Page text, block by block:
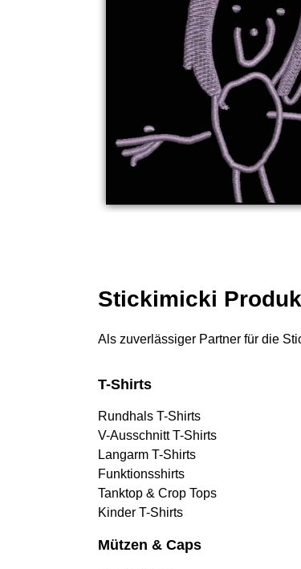
Stickimicki
Als zuverlässiger Partner für die
T-Shirts
Rundhals T-Shirts
V-Ausschnitt T-Shirts
Langarm T-Shirts
Funktionsshirts
Tanktop & Crop Tops
Kinder T-Shirts
Mützen & Caps